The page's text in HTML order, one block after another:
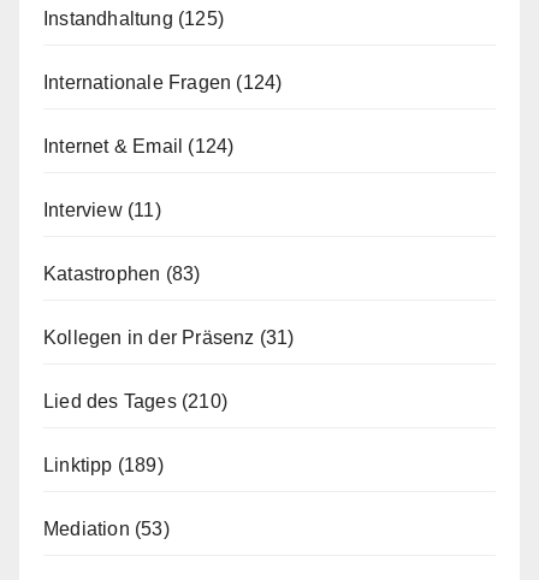
Instandhaltung (125)
Internationale Fragen (124)
Internet & Email (124)
Interview(11)
Katastrophen (83)
Kollegen in der Präsenz (31)
Lied des Tages(210)
Linktipp (189)
Mediation (53)